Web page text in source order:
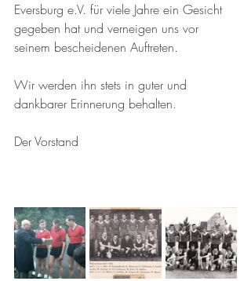
Eversburg e.V. für viele Jahre ein Gesicht
gegeben hat und verneigen uns vor
seinem bescheidenen Auftreten.
Wir werden ihn stets in guter und
dankbarer Erinnerung behalten.
Der Vorstand